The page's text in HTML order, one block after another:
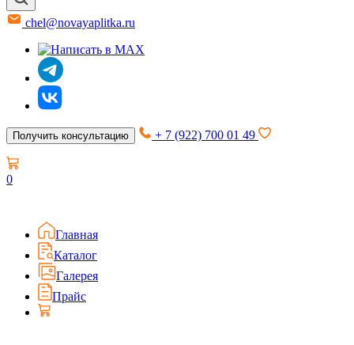
chel@novayaplitka.ru
Получить консультацию + 7 (922) 700 01 49
0
Главная
Каталог
Галерея
Прайс